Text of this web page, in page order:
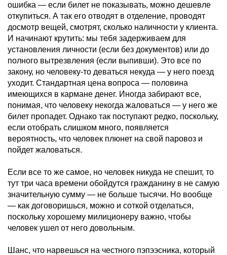
ошибка — если билет не показывать, можно дешевле
откупиться. А так его отводят в отделение, проводят
досмотр вещей, смотрят, сколько наличности у клиента.
И начинают крутить: мы тебя задерживаем для
установления личности (если без документов) или до
полного вытрезвления (если выпивши). Это все по
закону, но человеку-то деваться некуда — у него поезд
уходит. Стандартная цена вопроса — половина
имеющихся в кармане денег. Иногда забирают все,
понимая, что человеку некогда жаловаться — у него же
билет пропадет. Однако так поступают редко, поскольку,
если отобрать слишком много, появляется
вероятность, что человек плюнет на свой паровоз и
пойдет жаловаться.
Если все то же самое, но человек никуда не спешит, то
тут три часа времени обойдутся гражданину в не самую
значительную сумму — не больше тысячи. Но вообще
— как договоришься, можно и соткой отделаться,
поскольку хорошему милиционеру важно, чтобы
человек ушел от него довольным.
Шанс, что нарвешься на честного пэпээсника, который